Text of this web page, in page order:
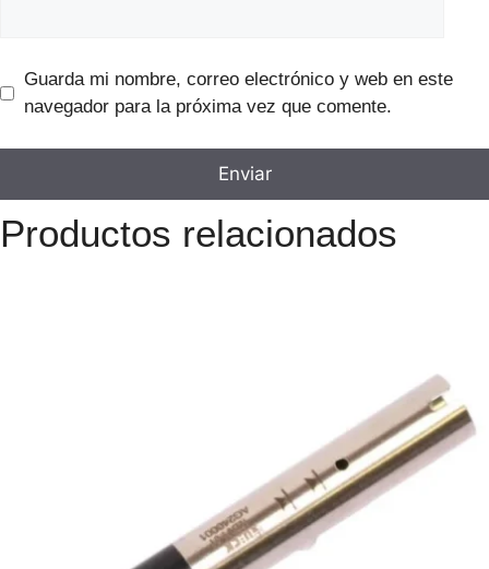
Guarda mi nombre, correo electrónico y web en este
navegador para la próxima vez que comente.
Productos relacionados